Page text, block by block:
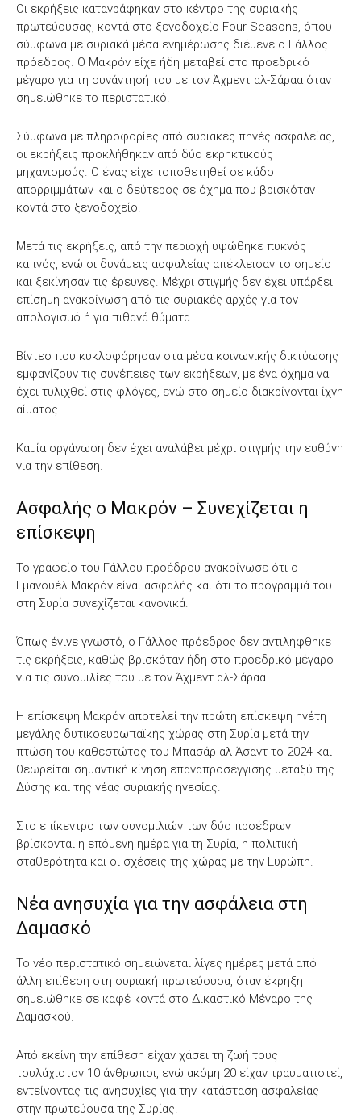
Οι εκρήξεις καταγράφηκαν στο κέντρο της συριακής
πρωτεύουσας, κοντά στο ξενοδοχείο Four Seasons, όπου
σύμφωνα με συριακά μέσα ενημέρωσης διέμενε ο Γάλλος
πρόεδρος. Ο Μακρόν είχε ήδη μεταβεί στο προεδρικό
μέγαρο για τη συνάντησή του με τον Άχμεντ αλ-Σάραα όταν
σημειώθηκε το περιστατικό.
Σύμφωνα με πληροφορίες από συριακές πηγές ασφαλείας,
οι εκρήξεις προκλήθηκαν από δύο εκρηκτικούς
μηχανισμούς. Ο ένας είχε τοποθετηθεί σε κάδο
απορριμμάτων και ο δεύτερος σε όχημα που βρισκόταν
κοντά στο ξενοδοχείο.
Μετά τις εκρήξεις, από την περιοχή υψώθηκε πυκνός
καπνός, ενώ οι δυνάμεις ασφαλείας απέκλεισαν το σημείο
και ξεκίνησαν τις έρευνες. Μέχρι στιγμής δεν έχει υπάρξει
επίσημη ανακοίνωση από τις συριακές αρχές για τον
απολογισμό ή για πιθανά θύματα.
Βίντεο που κυκλοφόρησαν στα μέσα κοινωνικής δικτύωσης
εμφανίζουν τις συνέπειες των εκρήξεων, με ένα όχημα να
έχει τυλιχθεί στις φλόγες, ενώ στο σημείο διακρίνονται ίχνη
αίματος.
Καμία οργάνωση δεν έχει αναλάβει μέχρι στιγμής την ευθύνη
για την επίθεση.
Ασφαλής ο Μακρόν – Συνεχίζεται η
επίσκεψη
Το γραφείο του Γάλλου προέδρου ανακοίνωσε ότι ο
Εμανουέλ Μακρόν είναι ασφαλής και ότι το πρόγραμμά του
στη Συρία συνεχίζεται κανονικά.
Όπως έγινε γνωστό, ο Γάλλος πρόεδρος δεν αντιλήφθηκε
τις εκρήξεις, καθώς βρισκόταν ήδη στο προεδρικό μέγαρο
για τις συνομιλίες του με τον Άχμεντ αλ-Σάραα.
Η επίσκεψη Μακρόν αποτελεί την πρώτη επίσκεψη ηγέτη
μεγάλης δυτικοευρωπαϊκής χώρας στη Συρία μετά την
πτώση του καθεστώτος του Μπασάρ αλ-Άσαντ το 2024 και
θεωρείται σημαντική κίνηση επαναπροσέγγισης μεταξύ της
Δύσης και της νέας συριακής ηγεσίας.
Στο επίκεντρο των συνομιλιών των δύο προέδρων
βρίσκονται η επόμενη ημέρα για τη Συρία, η πολιτική
σταθερότητα και οι σχέσεις της χώρας με την Ευρώπη.
Νέα ανησυχία για την ασφάλεια στη
Δαμασκό
Το νέο περιστατικό σημειώνεται λίγες ημέρες μετά από
άλλη επίθεση στη συριακή πρωτεύουσα, όταν έκρηξη
σημειώθηκε σε καφέ κοντά στο Δικαστικό Μέγαρο της
Δαμασκού.
Από εκείνη την επίθεση είχαν χάσει τη ζωή τους
τουλάχιστον 10 άνθρωποι, ενώ ακόμη 20 είχαν τραυματιστεί,
εντείνοντας τις ανησυχίες για την κατάσταση ασφαλείας
στην πρωτεύουσα της Συρίας.